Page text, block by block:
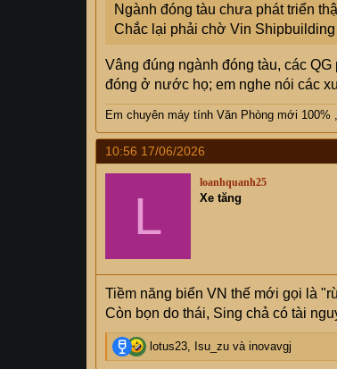
Ngành đóng tàu chưa phát triển
Chắc lại phải chờ Vin Shipbuilding
Vâng đúng ngành đóng tàu, các
đóng ở nước họ; em nghe nói các
Em chuyên máy tính Văn Phòng mới
10:56 17/06/2026
L
loanhquanh25
Xe tăng
Tiềm năng biển VN thế mới gọi là
Còn bọn do thái, Sing chả có tài
R
e
lotus23 Isu_zu và inovavgj